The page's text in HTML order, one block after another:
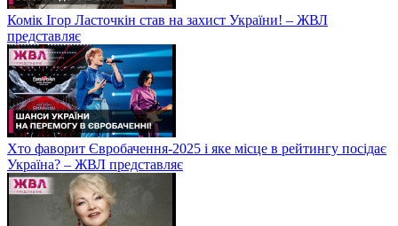
Комік Ігор Ласточкін став на захист України! – ЖВЛ
представляє
Хто фаворит Євробачення-2025 і яке місце в рейтингу посідає
Україна? – ЖВЛ представляє